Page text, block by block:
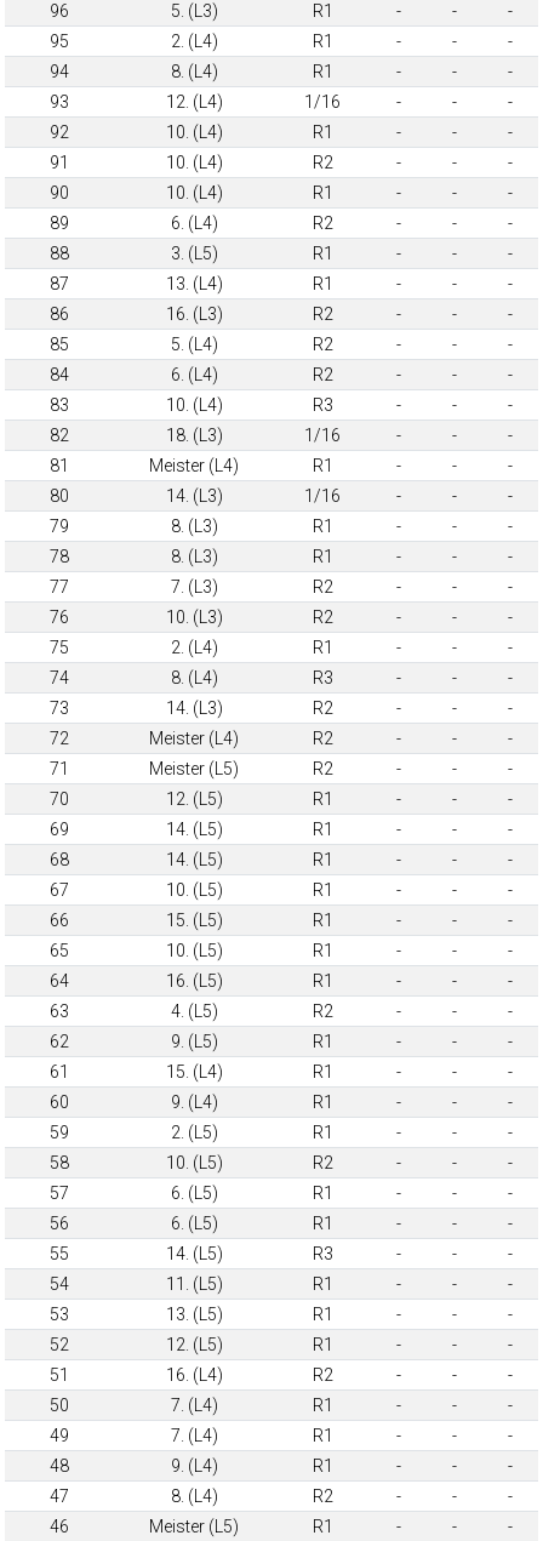
96 5. (L3) R1 - -
-
95
2. (L4) R1 - -
-
94
8. (L4) R1 - -
-
93
12. (L4) 1/16 - -
-
92
10. (L4) R1 - -
-
91
10. (L4) R2 - -
-
90
10. (L4) R1 - -
-
89
6. (L4) R2 - -
-
88
3. (L5) R1 - -
-
87
13. (L4) R1 - -
-
86
16. (L3) R2 - -
-
85
5. (L4) R2 - -
-
84
6. (L4) R2 - -
-
83
10. (L4) R3 - -
-
82
18. (L3) 1/16 - -
-
81
Meister (L4) R1 - -
-
80
14. (L3) 1/16 - -
-
79
8. (L3) R1 - -
-
78
8. (L3) R1 - -
-
77
7. (L3) R2 - -
-
76
10. (L3) R2 - -
-
75
2. (L4) R1 - -
-
74
8. (L4) R3 - -
-
73
14. (L3) R2 - -
-
72
Meister (L4) R2 - -
-
71
Meister (L5) R2 - -
-
70
12. (L5) R1 - -
-
69
14. (L5) R1 - -
-
68
14. (L5) R1 - -
-
67
10. (L5) R1 - -
-
66
15. (L5) R1 - -
-
65
10. (L5) R1 - -
-
64
16. (L5) R1 - -
-
63
4. (L5) R2 - -
-
62
9. (L5) R1 - -
-
61
15. (L4) R1 - -
-
60
9. (L4) R1 - -
-
59
2. (L5) R1 - -
-
58
10. (L5) R2 - -
-
57
6. (L5) R1 - -
-
56
6. (L5) R1 - -
-
55
14. (L5) R3 - -
-
54
11. (L5) R1 - -
-
53
13. (L5) R1 - -
-
52
12. (L5) R1 - -
-
51
16. (L4) R2 - -
-
50
7. (L4) R1 - -
-
49
7. (L4) R1 - -
-
48
9. (L4) R1 - -
-
47
8. (L4) R2 - -
-
46
Meister (L5) R1 - -
-